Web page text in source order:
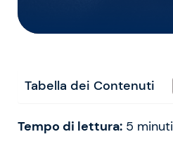
Tabella dei Contenuti
Tempo di lettura: 5 minuti